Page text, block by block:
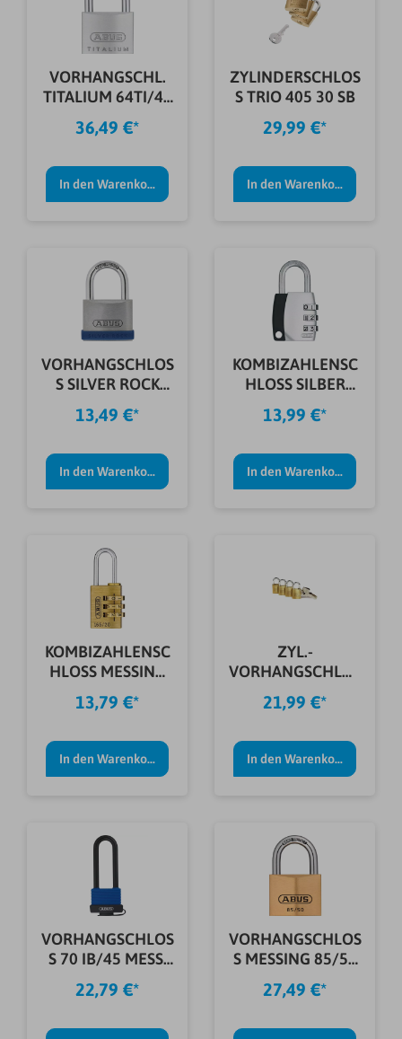
VORHANGSCHL.
TITALIUM 64TI/40
QUADS B/SB
36,49 €*
In den Warenkorb
ZYLINDERSCHLOS
S TRIO 405 30 SB
29,99 €*
In den Warenkorb
VORHANGSCHLOS
S SILVER ROCK
5/40 B/DFNLI
13,49 €*
In den Warenkorb
KOMBIZAHLENSC
HLOSS SILBER
155/30 SB
13,99 €*
In den Warenkorb
KOMBIZAHLENSC
HLOSS MESSING
165/20 SB
13,79 €*
In den Warenkorb
ZYL.-
VORHANGSCHLÖS
SER QUADRO 222
15 SB
21,99 €*
In den Warenkorb
VORHANGSCHLOS
S 70 IB/45 MESS.
BLAU 63 MM
22,79 €*
VORHANGSCHLOS
S MESSING 85/50
SB
27,49 €*